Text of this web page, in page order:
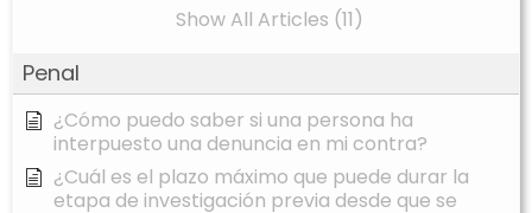
Show All Articles (11)
Penal
¿Cómo puedo saber si una persona ha
interpuesto una denuncia en mi contra?
¿Cuál es el plazo máximo que puede durar la
etapa de investigación previa desde que se